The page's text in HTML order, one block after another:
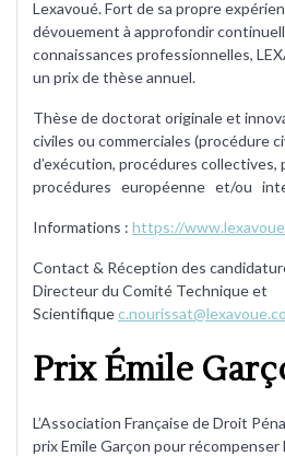
Lexavoué. Fort de sa propre
dévouement à approfondir
connaissances professionnelles,
un prix de thèse annuel.
Thèse de doctorat originale et
civiles ou commerciales (procédure
d’exécution, procédures collectives,
procédures européenne et/ou
Informations : https://
Contact & Réception des
Directeur du Comité Technique et
Scientifique
Prix Émile
L’Association Française de Droit
prix Emile Garçon pour récompenser